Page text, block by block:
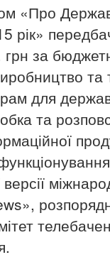
«Про
рік»
грн за
та
для
та